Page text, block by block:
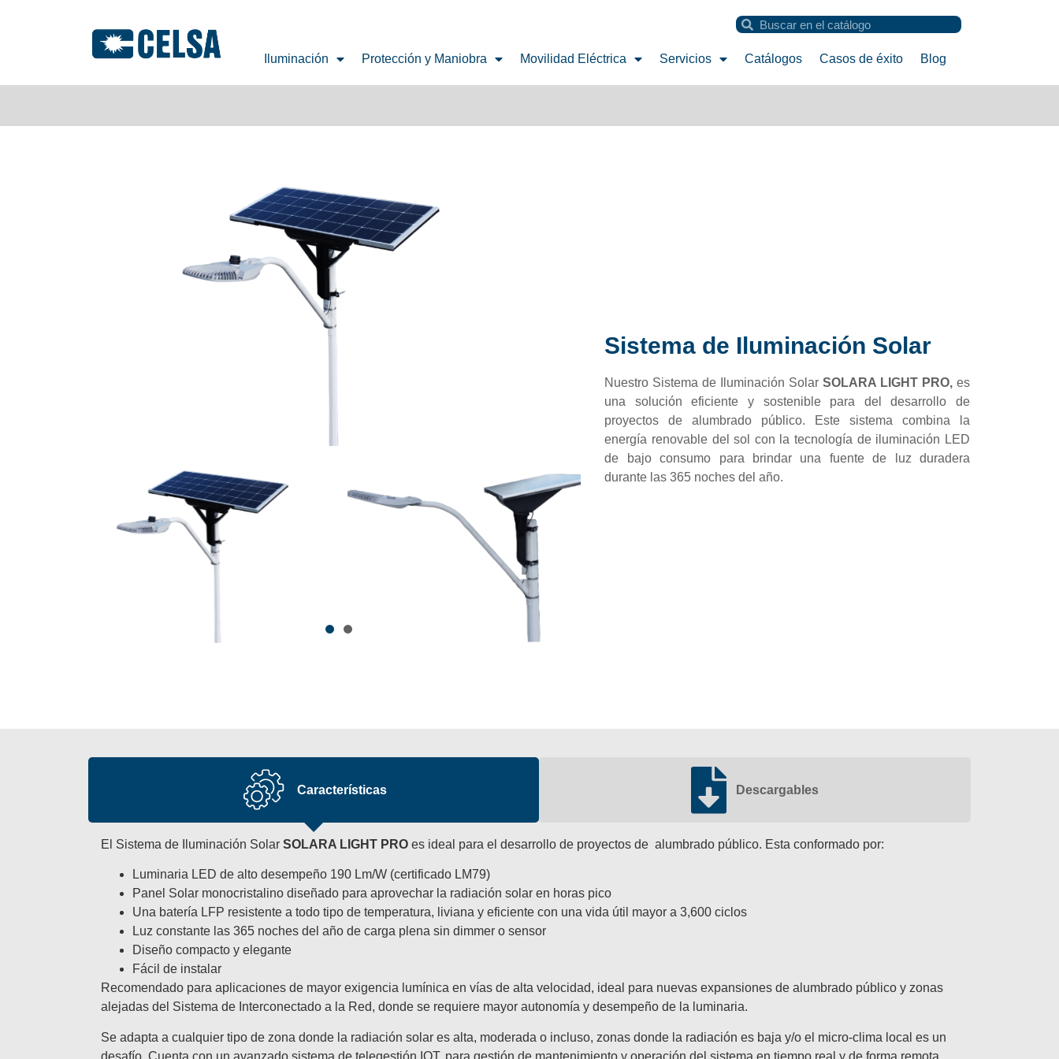
Iluminación Protección y Maniobra Movilidad Eléctrica Servicios Catálogos Casos de éxito Blog
Sistema de Iluminación Solar
Nuestro Sistema de Iluminación SolarSOLARA LIGHT PRO,es
una solución eficiente y sostenible para del desarrollo de
proyectos de alumbrado público. Este sistema combina la
energía renovable del sol con la tecnología de iluminación LED
de bajo consumo para brindar una fuente de luz duradera
durante las 365 noches del año.
Características Descargables
El Sistema de Iluminación Solar SOLARA LIGHT PRO es ideal para el desarrollo de proyectos de alumbrado público. Esta conformado por:
Luminaria LED de alto desempeño 190 Lm/W (certificado LM79)
Panel Solar monocristalino diseñado para aprovechar la radiación solar en horas pico
Una batería LFP resistente a todo tipo de temperatura, liviana y eficiente con una vida útil mayor a 3,600 ciclos
Luz constante las 365 noches del año de carga plena sin dimmer o sensor
Diseño compacto y elegante
Fácil de instalar
Recomendado para aplicaciones de mayor exigencia lumínica en vías de alta velocidad, ideal para nuevas expansiones de alumbrado público y zonas
alejadas del Sistema de Interconectado a la Red, donde se requiere mayor autonomía y desempeño de la luminaria.
Se adapta a cualquier tipo de zona donde la radiación solar es alta, moderada o incluso, zonas donde la radiación es baja y/o el micro-clima local es un
desafío. Cuenta con un avanzado sistema de telegestión IOT, para gestión de mantenimiento y operación del sistema en tiempo real y de forma remota